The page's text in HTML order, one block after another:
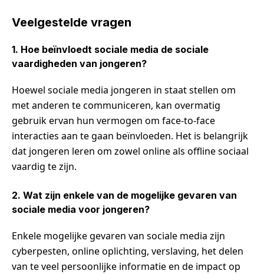
Veelgestelde vragen
1. Hoe beïnvloedt sociale media de sociale
vaardigheden van jongeren?
Hoewel sociale media jongeren in staat stellen om
met anderen te communiceren, kan overmatig
gebruik ervan hun vermogen om face-to-face
interacties aan te gaan beïnvloeden. Het is belangrijk
dat jongeren leren om zowel online als offline sociaal
vaardig te zijn.
2. Wat zijn enkele van de mogelijke gevaren van
sociale media voor jongeren?
Enkele mogelijke gevaren van sociale media zijn
cyberpesten, online oplichting, verslaving, het delen
van te veel persoonlijke informatie en de impact op